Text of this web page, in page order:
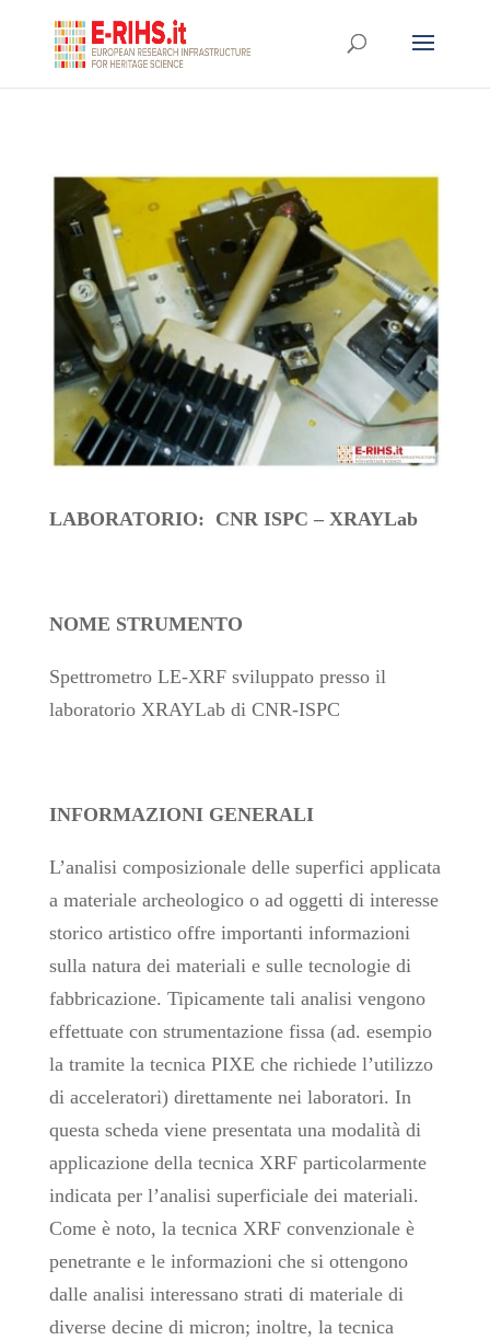
LABORATORIO: CNR ISPC – XRAYLab
NOME STRUMENTO
Spettrometro LE-XRF sviluppato presso il
laboratorio XRAYLab di CNR-ISPC
INFORMAZIONI GENERALI
L’analisi composizionale delle superfici applicata
a materiale archeologico o ad oggetti di interesse
storico artistico offre importanti informazioni
sulla natura dei materiali e sulle tecnologie di
fabbricazione. Tipicamente tali analisi vengono
effettuate con strumentazione fissa (ad. esempio
la tramite la tecnica PIXE che richiede l’utilizzo
di acceleratori) direttamente nei laboratori. In
questa scheda viene presentata una modalità di
applicazione della tecnica XRF particolarmente
indicata per l’analisi superficiale dei materiali.
Come è noto, la tecnica XRF convenzionale è
penetrante e le informazioni che si ottengono
dalle analisi interessano strati di materiale di
diverse decine di micron; inoltre, la tecnica